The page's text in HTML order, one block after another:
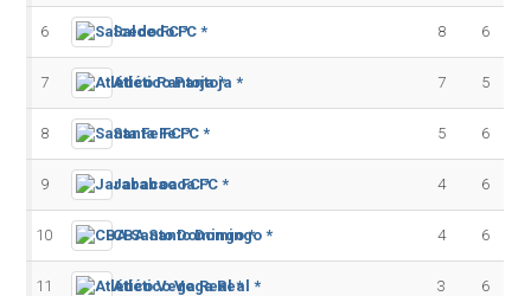
6 Salcedo FC * 8 6
7 Atlético Pantoja * 7 5
8 Santa Fe FC * 5 6
9 Jarabacoa FC * 4 6
10 CBA Santo Domingo * 4 6
11 Atlético Vega Real * 3 6